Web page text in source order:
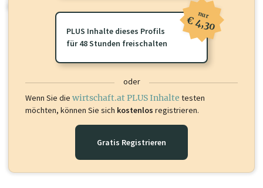
oder loggen Sie sich ein um diese Inhalte zu sehen.
PLUS Inhalte dieses Profils
für 48 Stunden freischalten
nur
€ 4,30
oder
Wenn Sie die wirtschaft.at PLUS Inhalte testen
möchten, können Sie sich kostenlos registrieren.
Gratis Registrieren